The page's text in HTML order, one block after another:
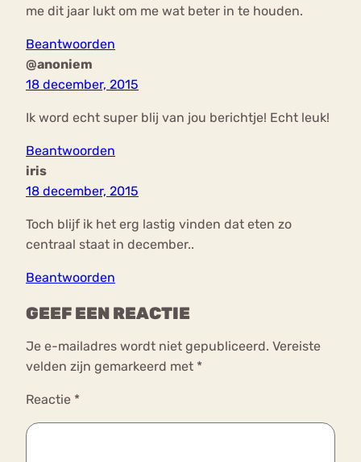
me dit jaar lukt om me wat beter in te houden.
Beantwoorden
@anoniem
18 december, 2015
Ik word echt super blij van jou berichtje! Echt leuk!
Beantwoorden
iris
18 december, 2015
Toch blijf ik het erg lastig vinden dat eten zo
centraal staat in december..
Beantwoorden
GEEF EEN REACTIE
Je e-mailadres wordt niet gepubliceerd. Vereiste
velden zijn gemarkeerd met *
Reactie *